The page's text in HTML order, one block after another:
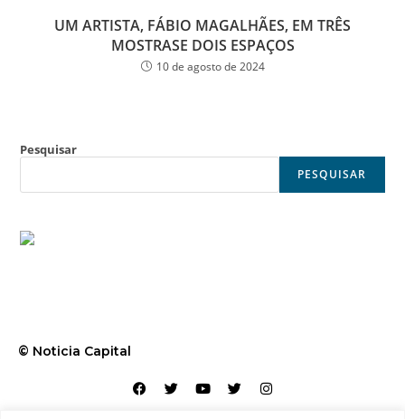
UM ARTISTA, FÁBIO MAGALHÃES, EM TRÊS
MOSTRASE DOIS ESPAÇOS
10 de agosto de 2024
Pesquisar
PESQUISAR
© Noticia Capital